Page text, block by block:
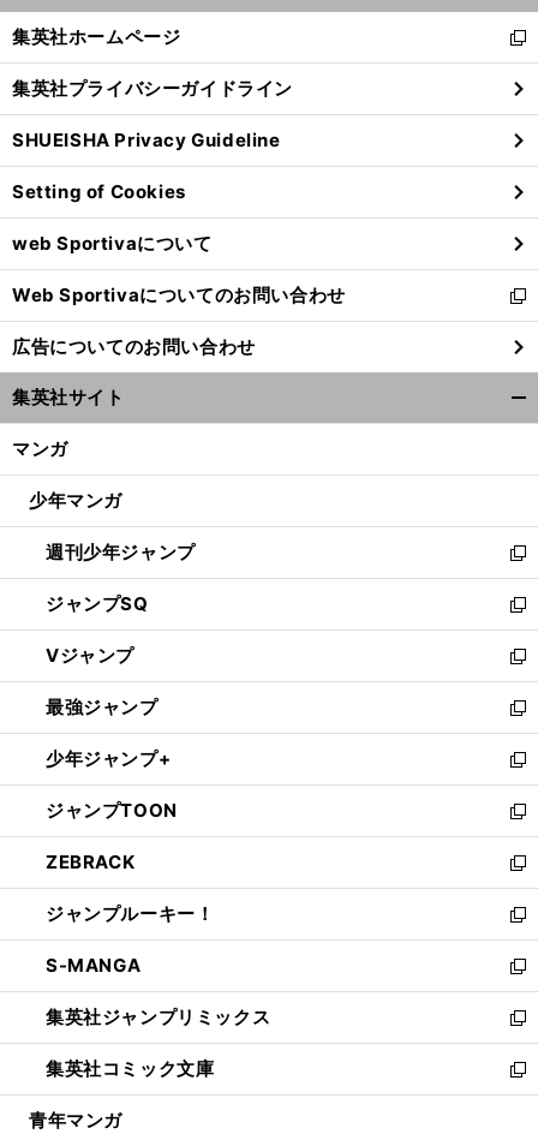
閉
る
集英社ホームページ
新
し
い
ウ
ィ
ン
ド
ウ
で
開
く
集英社プライバシーガイドライン
SHUEISHA Privacy Guideline
Setting of Cookies
web Sportivaについて
Web Sportivaについてのお問い合わせ
新
し
い
ウ
ィ
ン
ウ
開
く
広告についてのお問い合わせ
集英社サイト
マンガ
少年マンガ
週刊少年ジャンプ
新
し
い
ウ
ィ
ン
ド
ウ
で
開
く
ジャンプSQ
新
し
い
ウ
ィ
ン
ド
ウ
で
開
く
Vジャンプ
新
し
い
ウ
ィ
ン
ド
ウ
で
開
く
最強ジャンプ
新
し
い
ウ
ィ
ン
ド
ウ
で
開
く
少年ジャンプ+
新
し
い
ウ
ィ
ン
ド
ウ
で
開
く
ジャンプTOON
新
し
い
ウ
ィ
ン
ド
ウ
で
開
く
ZEBRACK
新
し
い
ウ
ィ
ン
ド
ウ
で
開
ジャンプルーキー！
新
し
い
ウ
ィ
ン
ド
ウ
S-MANGA
新
し
い
ウ
ィ
ン
集英社ジャンプリミックス
新
し
い
ウ
集英社コミック文庫
新
し
青年マンガ